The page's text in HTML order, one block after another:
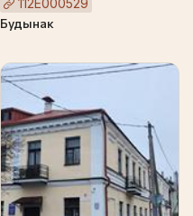
112Е000529
Будынак